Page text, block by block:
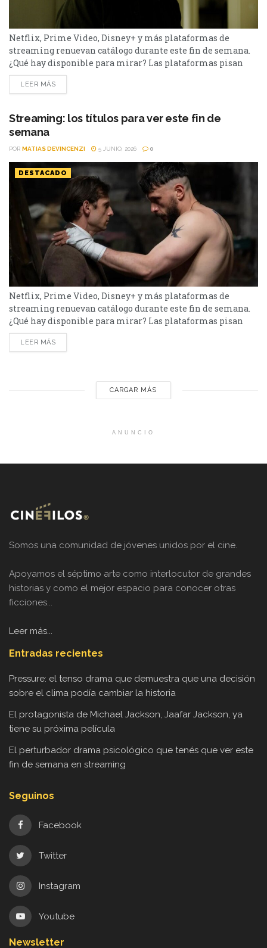
Netflix, Prime Video, Disney+ y más plataformas de
streaming renuevan catálogo durante este fin de semana.
¿Qué hay disponible para mirar? Las plataformas pisan
fuerte con una batería de lanzamientos que combinan
producciones locales y adaptaciones ambiciosas.
el menú tiene de todo. I Will Find You - Netflix Te
encontraré es una miniserie basada en...
LEER MÁS
Streaming: los títulos para ver este fin de
semana
POR MATIAS DEVINCENZI 5 JUNIO, 2026 0
DESTACADO
Netflix, Prime Video, Disney+ y más plataformas de
streaming renuevan catálogo durante este fin de semana.
¿Qué hay disponible para mirar? Las plataformas pisan
fuerte con una batería de lanzamientos que combinan
producciones locales y adaptaciones ambiciosas. De Netflix
LEER MÁS
CARGAR MÁS
ANUNCIO
Somos una comunidad de jóvenes unidos por el cine.
Apoyamos el séptimo arte como interlocutor de grandes
historias y como el mejor espacio para conocer otras
ficciones...
Leer más...
Entradas recientes
Pressure: el tenso drama que demuestra que una decisión
sobre el clima podía cambiar la historia
El protagonista de Michael Jackson, Jaafar Jackson, ya
tiene su próxima película
El perturbador drama psicológico que tenés que ver este
fin de semana en streaming
Seguinos
Facebook
Twitter
Instagram
Youtube
Newsletter